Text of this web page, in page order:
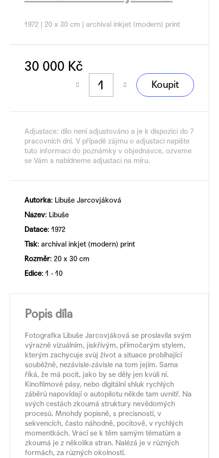
1972 | 20 x 30 cm | archival inkjet (modern) print
30 000 Kč
Koupit
Adjustace: dílo není adjustováno a je k dispozici do 7
pracovních dní. V případě zájmu o adjustaci napište
tuto informaci do poznámky v objednávce, ozveme
se Vám a nabídneme adjustaci na míru.
Autorka: Libuše Jarcovjáková
Název: ​​ Libuše
Datace: 1972
Tisk: archival inkjet (modern) print
Rozměr: 20 x 30 cm
Edice: 1 - 10
Popis díla
Fotografka Libuše Jarcovjáková se proslavila svým
výrazně vizuálním, jiskřivým, přímočarým stylem,
kterým zachycuje svůj život a situace probíhající
souběžně, nezávisle-závisle na tom jejím. Sama
říká, že má pocit, jako by se děly jen kvůli ní.
Kinofilmové pásy, nebo digitální shluk rychlých
záběrů napovídají o autopilotu někde tam uvnitř. Na
svých cestách zkoumá struktury nevědomých
procesů. Mnohdy popisně, s precisností, v
sekvencích, často náhodně, pocitově, v rychlých
momentkách. Vrací se k těm samým tématům a
zkoumá je z několika stran. Nalézá je v různých
formách, za různých okolností.
m